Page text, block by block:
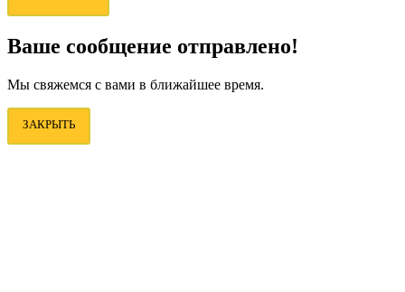
Ваше сообщение отправлено!
Мы свяжемся с вами в ближайшее время.
ЗАКРЫТЬ